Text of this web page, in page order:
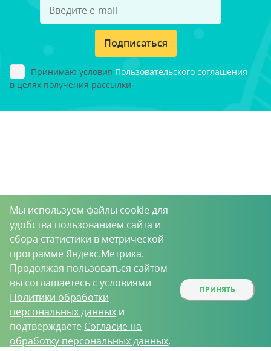
Подписаться
Принимаю условия Пользовательского соглашения
в целях получения рассылки
Мы используем файлы cookie для
удобства пользованием сайта и
сбора статистики в метрической
программе Яндекс.Метрика.
Продолжая пользоваться сайтом
вы соглашаетесь с условиями
Политики обработки
персональных данных и
подтверждаете Согласие на
обработку персональных данных,
ПРИНЯТЬ